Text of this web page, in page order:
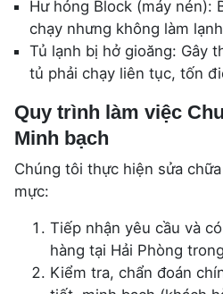
Hư hỏng Block (máy nén):
chạy nhưng không làm
Tủ lạnh bị hở gioăng: Gây
tủ phải chạy liên tục, tốn
Quy trình làm việc
Minh bạch
Chúng tôi thực hiện sửa
mực:
Tiếp nhận yêu cầu và
hàng tại Hải Phòng
Kiểm tra, chẩn đoán